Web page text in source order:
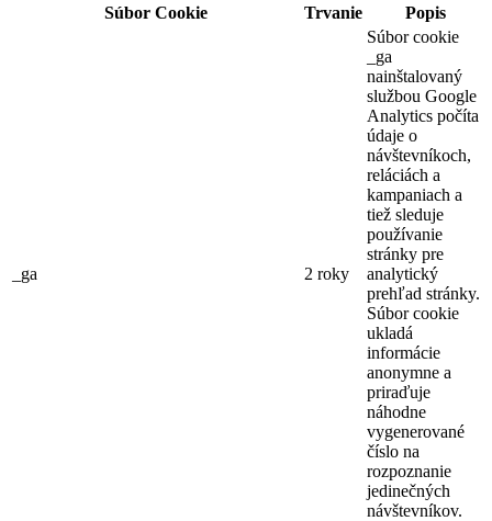
Súbor Cookie
Trvanie Popis
_ga 2 roky
Súbor cookie
_ga
nainštalovaný
službou Google
Analytics počíta
údaje o
návštevníkoch,
reláciách a
kampaniach a
tiež sleduje
používanie
stránky pre
analytický
prehľad stránky.
Súbor cookie
ukladá
informácie
anonymne a
priraďuje
náhodne
vygenerované
číslo na
rozpoznanie
jedinečných
návštevníkov.